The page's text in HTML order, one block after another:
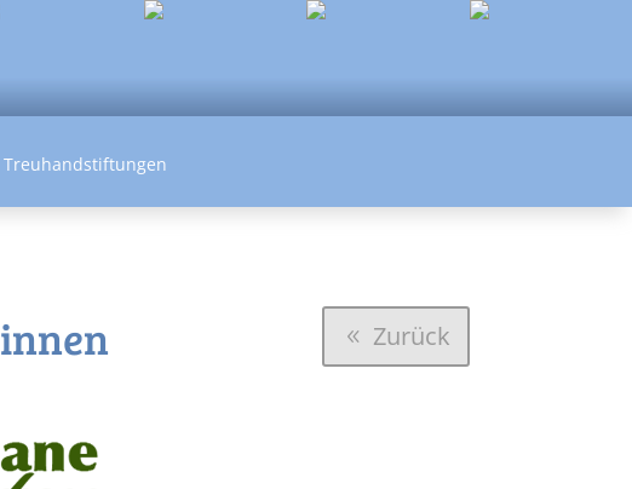
Treuhandstiftungen
Zurück